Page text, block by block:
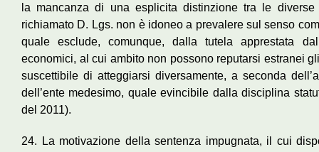
la mancanza di una esplicita distinzione tra le
richiamato D. Lgs. non è idoneo a prevalere sul senso
quale esclude, comunque, dalla tutela apprestata
economici, al cui ambito non possono reputarsi estranei
suscettibile di atteggiarsi diversamente, a seconda
dell’ente medesimo, quale evincibile dalla disciplina
del 2011).
24. La motivazione della sentenza impugnata, il cui